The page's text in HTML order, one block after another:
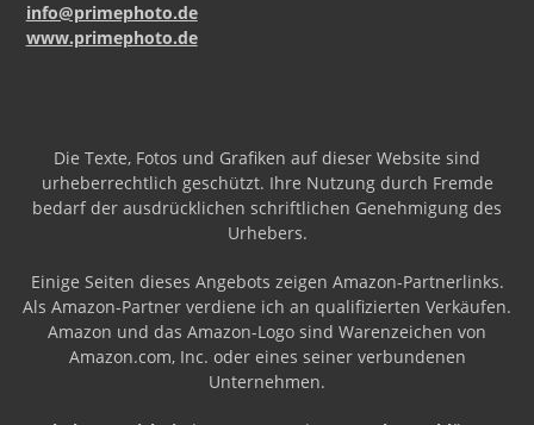
info@primephoto.de
www.primephoto.de
Die Texte, Fotos und Grafiken auf dieser Website sind
urheberrechtlich geschützt. Ihre Nutzung durch Fremde
bedarf der ausdrücklichen schriftlichen Genehmigung des
Urhebers.
Einige Seiten dieses Angebots zeigen Amazon-Partnerlinks.
Als Amazon-Partner verdiene ich an qualifizierten Verkäufen.
Amazon und das Amazon-Logo sind Warenzeichen von
Amazon.com, Inc. oder eines seiner verbundenen
Unternehmen.